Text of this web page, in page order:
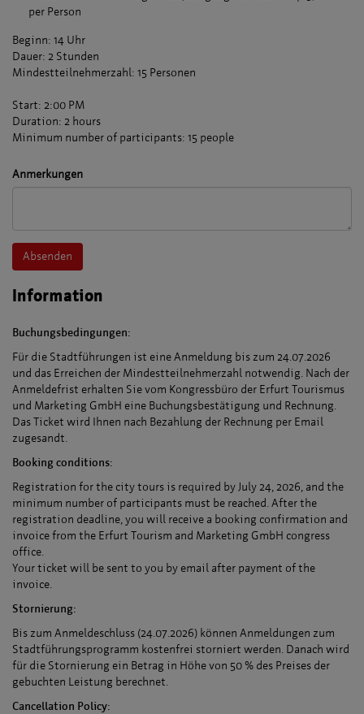
per Person
Beginn: 14 Uhr
Dauer: 2 Stunden
Mindestteilnehmerzahl: 15 Personen
Start: 2:00 PM
Duration: 2 hours
Minimum number of participants: 15 people
Anmerkungen
Absenden
Information
Buchungsbedingungen:
Für die Stadtführungen ist eine Anmeldung bis zum 24.07.2026
und das Erreichen der Mindestteilnehmerzahl notwendig. Nach der
Anmeldefrist erhalten Sie vom Kongressbüro der Erfurt Tourismus
und Marketing GmbH eine Buchungsbestätigung und Rechnung.
Das Ticket wird Ihnen nach Bezahlung der Rechnung per Email
zugesandt.
Booking conditions:
Registration for the city tours is required by July 24, 2026, and the
minimum number of participants must be reached. After the
registration deadline, you will receive a booking confirmation and
invoice from the Erfurt Tourism and Marketing GmbH congress
office.
Your ticket will be sent to you by email after payment of the
invoice.
Stornierung:
Bis zum Anmeldeschluss (24.07.2026) können Anmeldungen zum
Stadtführungsprogramm kostenfrei storniert werden. Danach wird
für die Stornierung ein Betrag in Höhe von 50 % des Preises der
gebuchten Leistung berechnet.
Cancellation Policy: